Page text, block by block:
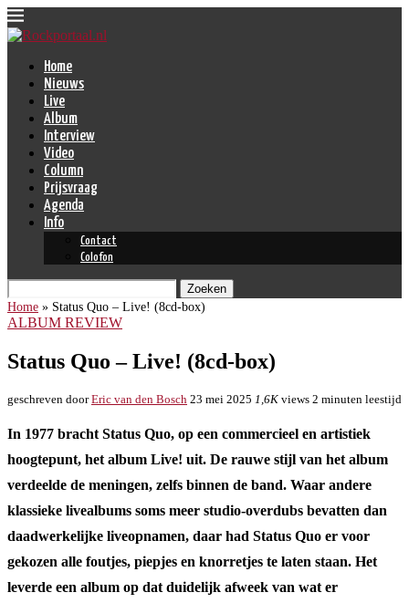
Home
Nieuws
Live
Album
Interview
Video
Column
Prijsvraag
Agenda
Info
Contact
Colofon
Zoeken
Home » Status Quo – Live! (8cd-box)
ALBUM REVIEW
Status Quo – Live! (8cd-box)
geschreven doorEric van den Bosch 23 mei 2025 1,6K views 2 minuten leestijd
In 1977 bracht Status Quo, op een commercieel en artistiek
hoogtepunt, het album Live! uit. De rauwe stijl van het album
verdeelde de meningen, zelfs binnen de band. Waar andere
klassieke livealbums soms meer studio-overdubs bevatten dan
daadwerkelijke liveopnamen, daar had Status Quo er voor
gekozen alle foutjes, piepjes en knorretjes te laten staan. Het
leverde een album op dat duidelijk afweek van wat er